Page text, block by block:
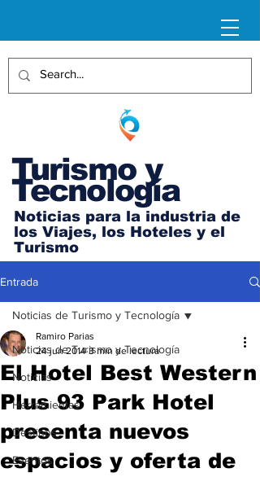
Turismo y
Tecnología
Noticias para la industria de
los Viajes, los Hoteles y el
Turismo
Entrada
Noticias de Turismo y Tecnología
Noticias
Herramientas
Destinos
Eventos
Noticias de Turismo y Tecnología
El Hotel Best Western
Plus 93 Park Hotel
presenta nuevos
espacios y oferta de
Ramiro Parias
24 jun 2014 3 min de lectura